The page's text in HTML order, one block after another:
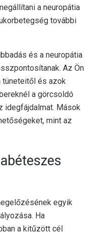
a neuropátia
további
és a neuropátia
Az Ön
és azok
a görcsoldó
idegfájdalmat. Mások
mint az
egyik
Ha
a kitűzött cél